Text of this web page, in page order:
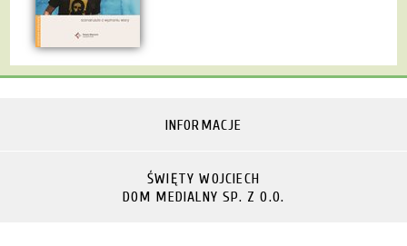
INFORMACJE
ŚWIĘTY WOJCIECH
DOM MEDIALNY SP. Z O.O.